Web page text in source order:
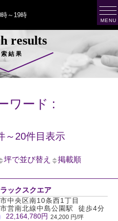
時～19時
results
結果
ワード :
～20件目表示
坪で並び替え 掲載順
ックスクエア
中央区南10条西1丁目
営南北線中島公園駅 徒歩4分
22,164,780円 24,200 円/坪
t
o
g
g
n
a
v
MENU